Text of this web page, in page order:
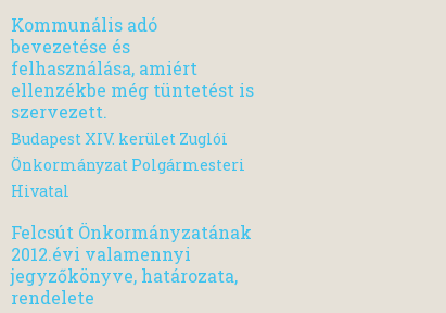
Kommunális adó
bevezetése és
felhasználása, amiért
ellenzékbe még tüntetést is
szervezett.
Budapest XIV. kerület Zuglói
Önkormányzat Polgármesteri
Hivatal
Felcsút Önkormányzatának
2012.évi valamennyi
jegyzőkönyve, határozata,
rendelete